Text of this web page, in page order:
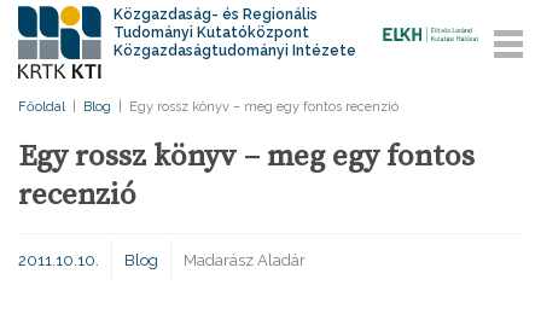
Közgazdaság- és Regionális
Tudományi Kutatóközpont
Közgazdaságtudományi Intézete
Főoldal Blog Egy rossz könyv – meg egy fontos recenzió
Egy rossz könyv – meg egy fontos
recenzió
2011.10.10. Blog Madarász Aladár